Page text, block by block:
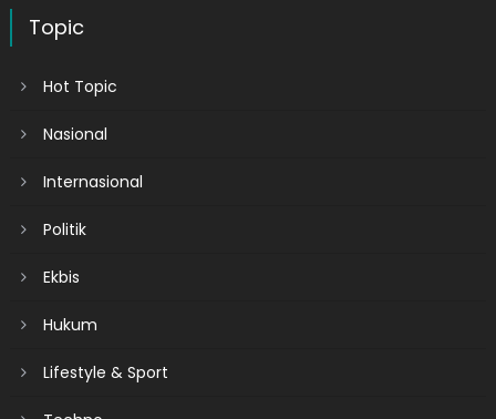
Topic
Hot Topic
Nasional
Internasional
Politik
Ekbis
Hukum
Lifestyle & Sport